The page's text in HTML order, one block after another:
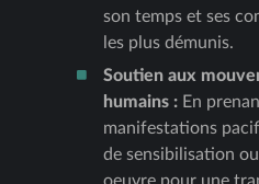
son temps et ses
les plus démunis.
Soutien aux
humains : En
manifestations
de sensibilisation
oeuvre pour une